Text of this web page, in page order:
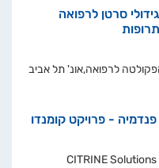
סרטן לרפואה
לרפואה,אונ' תל אביב
- פרויקט קומנדו